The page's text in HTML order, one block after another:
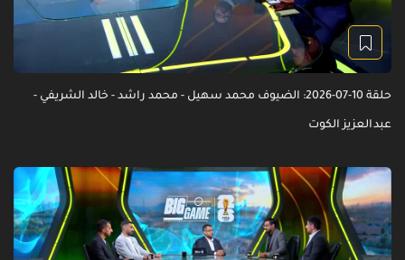
حلقة 10-07-2026: الضيوف محمد سهيل - محمد راشد - خالد الشريفي -
عبدالعزيز الكوت